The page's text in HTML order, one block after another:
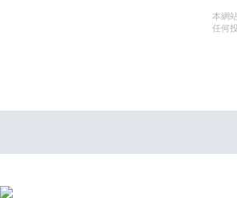
本網
任何